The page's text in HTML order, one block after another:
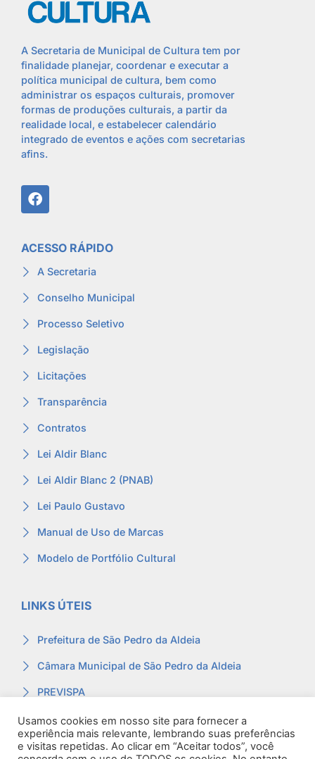
A Secretaria de Municipal de Cultura tem por
finalidade planejar, coordenar e executar a
política municipal de cultura, bem como
administrar os espaços culturais, promover
formas de produções culturais, a partir da
realidade local, e estabelecer calendário
integrado de eventos e ações com secretarias
afins.
ACESSO RÁPIDO
A Secretaria
Conselho Municipal
Processo Seletivo
Legislação
Licitações
Transparência
Contratos
Lei Aldir Blanc
Lei Aldir Blanc 2 (PNAB)
Lei Paulo Gustavo
Manual de Uso de Marcas
Modelo de Portfólio Cultural
LINKS ÚTEIS
Prefeitura de São Pedro da Aldeia
Câmara Municipal de São Pedro da Aldeia
PREVISPA
Ouvidoria
Contracheque
Usamos cookies em nosso site para fornecer a
experiência mais relevante, lembrando suas preferências
e visitas repetidas. Ao clicar em “Aceitar todos”, você